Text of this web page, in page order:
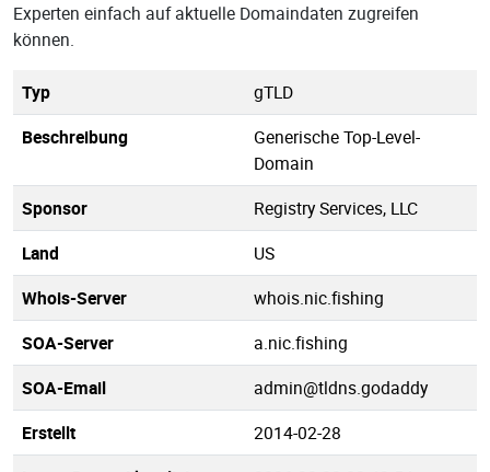
Experten einfach auf aktuelle Domaindaten zugreifen
können.
Typ
gTLD
Beschreibung
Generische Top-Level-
Domain
Sponsor
Registry Services, LLC
Land
US
Whois-Server
whois.nic.fishing
SOA-Server
a.nic.fishing
SOA-Email
admin@tldns.godaddy
Erstellt
2014-02-28